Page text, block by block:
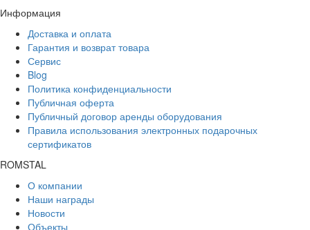
Информация
Доставка и оплата
Гарантия и возврат товара
Сервис
Blog
Политика конфиденциальности
Публичная оферта
Публичный договор аренды оборудования
Правила использования электронных подарочных
сертификатов
ROMSTAL
О компании
Наши награды
Новости
Объекты